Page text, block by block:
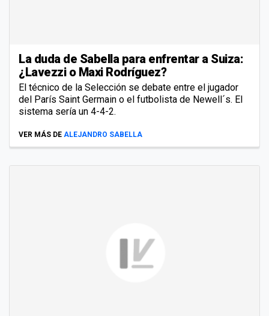
La duda de Sabella para enfrentar a Suiza:
¿Lavezzi o Maxi Rodríguez?
El técnico de la Selección se debate entre el jugador
del París Saint Germain o el futbolista de Newell´s. El
sistema sería un 4-4-2.
VER MÁS DE ALEJANDRO SABELLA